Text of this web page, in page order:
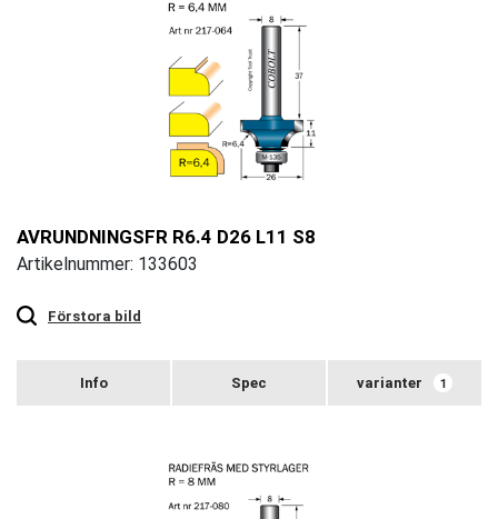
AVRUNDNINGSFR R6.4 D26 L11 S8
Artikelnummer: 133603
Förstora bild
zoom
varianter 1